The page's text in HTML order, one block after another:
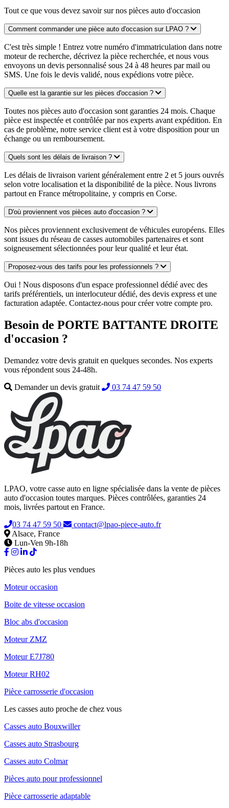
Tout ce que vous devez savoir sur nos pièces auto d'occasion
Comment commander une pièce auto d'occasion sur LPAO ?
C'est très simple ! Entrez votre numéro d'immatriculation dans notre
moteur de recherche, décrivez la pièce recherchée, et nous vous
envoyons un devis personnalisé sous 24 à 48 heures par mail ou
SMS. Une fois le devis validé, nous expédions votre pièce.
Quelle est la garantie sur les pièces d'occasion ?
Toutes nos pièces auto d'occasion sont garanties 24 mois. Chaque
pièce est inspectée et contrôlée par nos experts avant expédition. En
cas de problème, notre service client est à votre disposition pour un
échange ou un remboursement.
Quels sont les délais de livraison ?
Les délais de livraison varient généralement entre 2 et 5 jours ouvrés
selon votre localisation et la disponibilité de la pièce. Nous livrons
partout en France métropolitaine, y compris en Corse.
D'où proviennent vos pièces auto d'occasion ?
Nos pièces proviennent exclusivement de véhicules européens. Elles
sont issues du réseau de casses automobiles partenaires et sont
soigneusement sélectionnées pour leur qualité et leur état.
Proposez-vous des tarifs pour les professionnels ?
Oui ! Nous disposons d'un espace professionnel dédié avec des
tarifs préférentiels, un interlocuteur dédié, des devis express et une
facturation adaptée. Contactez-nous pour créer votre compte pro.
Besoin de PORTE BATTANTE DROITE
d'occasion ?
Demandez votre devis gratuit en quelques secondes. Nos experts
vous répondent sous 24-48h.
Demander un devis gratuit
03 74 47 59 50
LPAO, votre casse auto en ligne spécialisée dans la vente de pièces
auto d'occasion toutes marques. Pièces contrôlées, garanties 24
mois, livrées partout en France.
03 74 47 59 50
contact@lpao-piece-auto.fr
Alsace, France
Lun-Ven 9h-18h
Pièces auto les plus vendues
Moteur occasion
Boite de vitesse occasion
Bloc abs d'occasion
Moteur ZMZ
Moteur E7J780
Moteur RH02
Pièce carrosserie d'occasion
Les casses auto proche de chez vous
Casses auto Bouxwiller
Casses auto Strasbourg
Casses auto Colmar
Pièces auto pour professionnel
Pièce carrosserie adaptable